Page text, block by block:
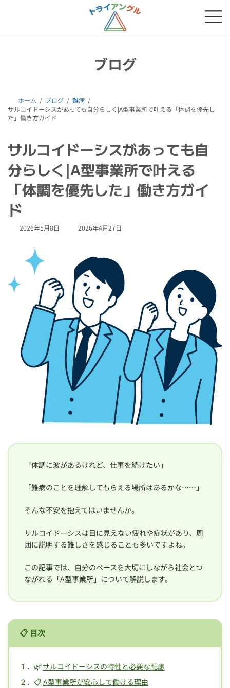
ブログ
ホーム ブログ
難病
サルコイドーシスがあっても自分らしく|A型事業所で叶える「体調を優先し
た」働き方ガイド
サルコイドーシスがあっても自
分らしく|A型事業所で叶える
「体調を優先した」働き方ガイ
ド
2026年5月8日
最
日
時
2026年4月27日
「体調に波があるけれど、仕事を続けたい」
「難病のことを理解してもらえる場所はあるかな……」
そんな不安を抱えてはいませんか。
サルコイドーシスは目に見えない疲れや症状があり、周
囲に説明する難しさを感じることも多いですよね。
この記事では、自分のペースを大切にしながら社会とつ
ながれる「A型事業所」について解説します。
📋 目次
１．🌿 サルコイドーシスの特性と必要な配慮
２．📋 A型事業所が安心して働ける理由